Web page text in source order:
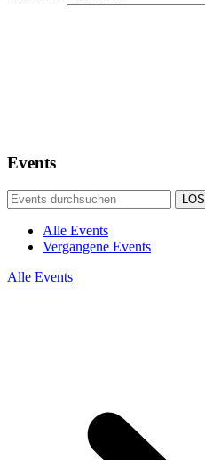
Events
LOS
Alle Events
Vergangene Events
Alle Events